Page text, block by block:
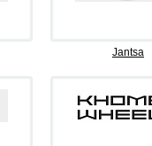
Jantsa